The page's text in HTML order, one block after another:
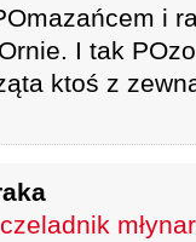
i
I tak
ktoś z
czeladnik